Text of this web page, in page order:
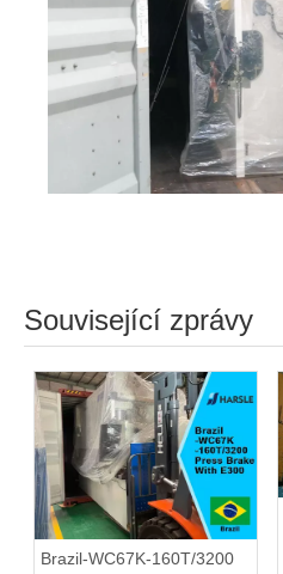
Související zprávy
Brazil-WC67K-160T/3200